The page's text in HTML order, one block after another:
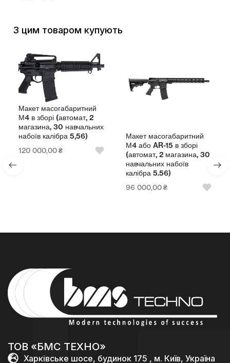
З цим товаром купують
Макет масогабаритний
М4 в зборі (автомат, 2
магазина, 30 навчальних
набоїв калібра 5,56)
120 000,00₴
Макет масогабаритний
М4 або AR-15 в зборі
(автомат, 2 магазина, 30
навчальних набоїв
калібра 5.56)
96 000,00₴
ТОВ «БМС ТЕХНО»
Харківське шосе, будинок 175 , м. Київ, Україна